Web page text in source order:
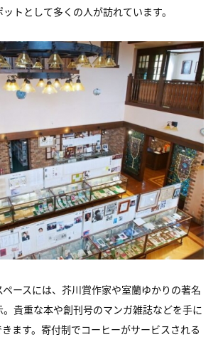
トとして多くの人が訪れています。
ースには、芥川賞作家や室蘭ゆかりの著名
貴重な本や創刊号のマンガ雑誌などを手に
ます。寄付制でコーヒーがサービスされる